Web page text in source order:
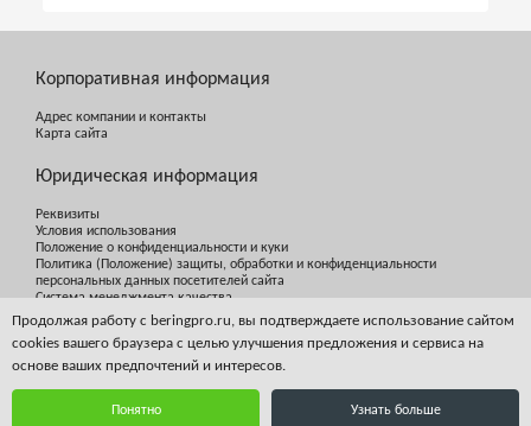
Корпоративная информация
Адрес компании и контакты
Карта сайта
Юридическая информация
Реквизиты
Условия использования
Положение о конфиденциальности и куки
Политика (Положение) защиты, обработки и конфиденциальности
персональных данных посетителей сайта
Система менеджмента качества
Продолжая работу с beringpro.ru, вы подтверждаете использование сайтом
cookies вашего браузера с целью улучшения предложения и сервиса на
основе ваших предпочтений и интересов.
Понятно Узнать больше